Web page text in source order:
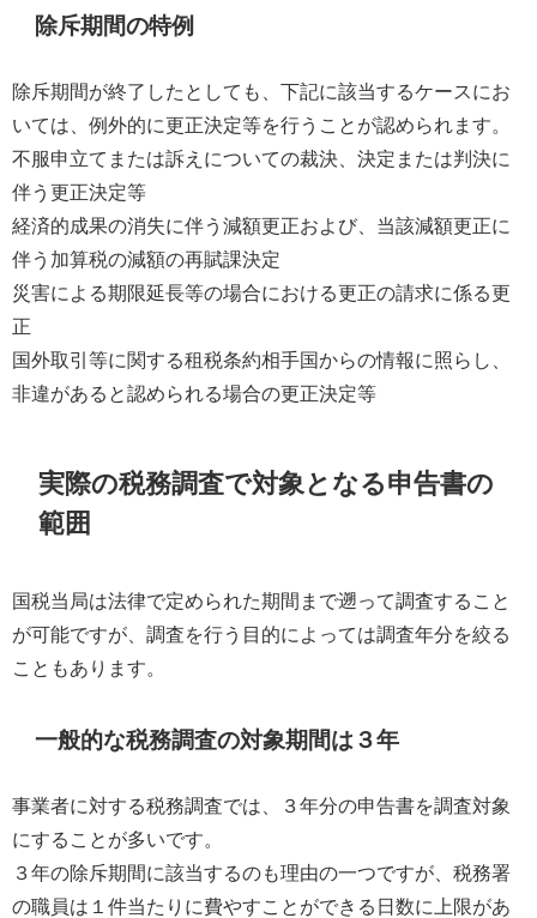
除斥期間の特例
除斥期間が終了したとしても、下記に該当するケースにお
いては、例外的に更正決定等を行うことが認められます。
不服申立てまたは訴えについての裁決、決定または判決に
伴う更正決定等
経済的成果の消失に伴う減額更正および、当該減額更正に
伴う加算税の減額の再賦課決定
災害による期限延長等の場合における更正の請求に係る更
正
国外取引等に関する租税条約相手国からの情報に照らし、
非違があると認められる場合の更正決定等
実際の税務調査で対象となる申告書の
範囲
国税当局は法律で定められた期間まで遡って調査すること
が可能ですが、調査を行う目的によっては調査年分を絞る
こともあります。
一般的な税務調査の対象期間は３年
事業者に対する税務調査では、３年分の申告書を調査対象
にすることが多いです。
３年の除斥期間に該当するのも理由の一つですが、税務署
の職員は１件当たりに費やすことができる日数に上限があ